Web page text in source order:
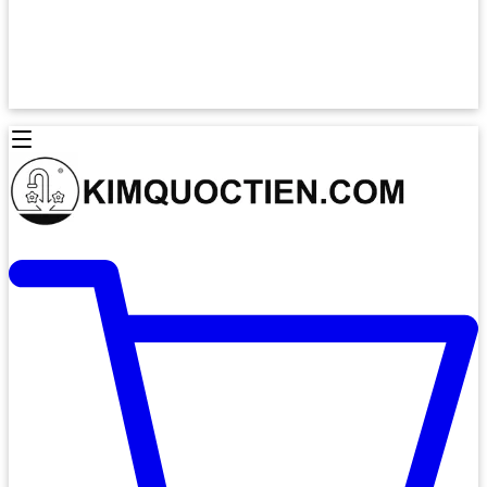
Lò Nướng Hafele
Máy Hút Khử Mùi Classic
Máy Rửa Chén Bát
Máy Rửa Chén Âm Toàn Phần
Máy Rửa Chén Bát 12 Bộ
Máy Rửa Chén Bát Bán Âm
Thiết Bị Vệ Sinh TOTO
Thiết Bị Vệ Sinh American Standard
Thiết Bị Vệ Sinh VIGLACERA
Thiết Bị Vệ Sinh THIÊN THANH
Thiết Bị Bếp